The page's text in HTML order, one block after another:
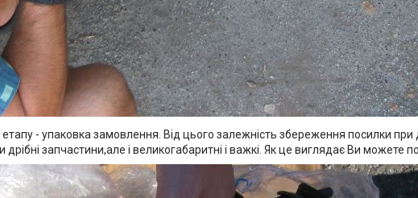
- упаковка замовлення. Від цього залежність збереження посилки при
запчастини,але і великогабаритні і важкі. Як це виглядає Ви можете